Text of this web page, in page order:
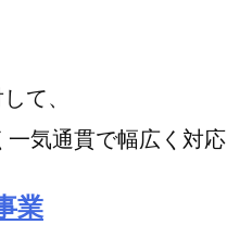
て、
貫で幅広く対応
業